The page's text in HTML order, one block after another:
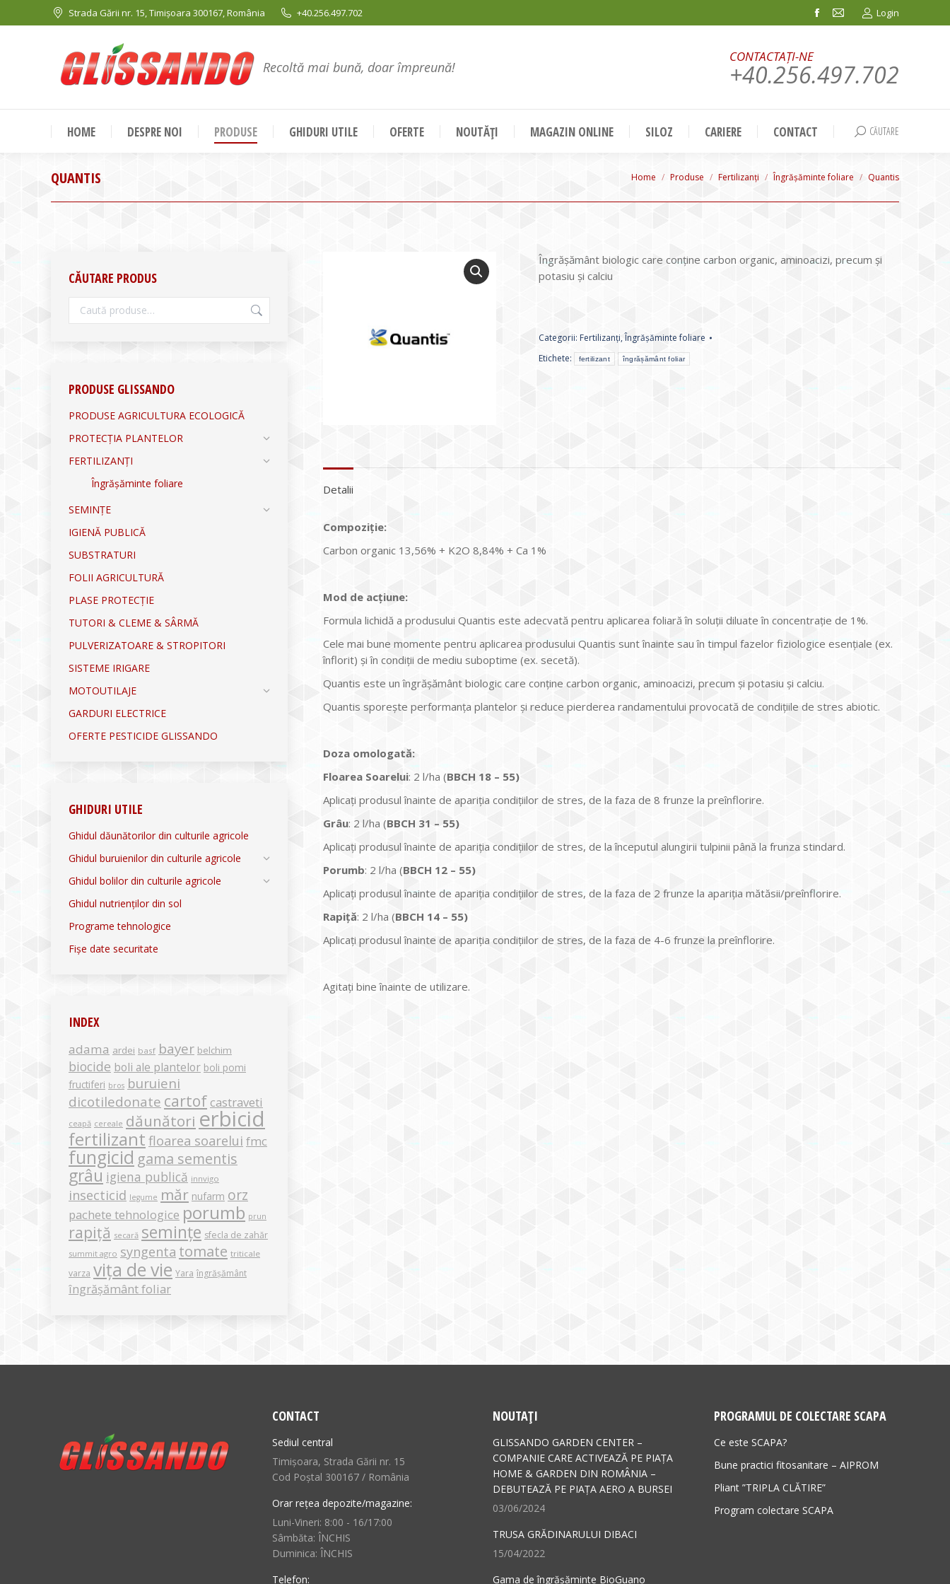
Strada Gării nr. 15, Timișoara 300167, România +40.256.497.702
Facebook
in
window
Mail
in
window
Login
Recoltă mai bună, doar împreună!
CONTACTAȚI-NE
+40.256.497.702
HOME DESPRE NOI PRODUSE GHIDURI UTILE OFERTE NOUTĂȚI MAGAZIN ONLINE SILOZ CARIERE CONTACT Search:
CĂUTARE
QUANTIS You are here:
Home Produse Fertilizanți Îngrășăminte foliare Quantis
Îngrăşământ biologic care conţine carbon organic, aminoacizi, precum și
potasiu și calciu
Categorii: Fertilizanți,Îngrășăminte foliare
Etichete:
fertilizant îngrășământ foliar
Detalii
Compoziție:
Carbon organic 13,56% + K2O 8,84% + Ca 1%
Mod de acțiune:
Formula lichidă a produsului Quantis este adecvată pentru aplicarea foliară în soluții diluate în concentrație de 1%.
Cele mai bune momente pentru aplicarea produsului Quantis sunt înainte sau în timpul fazelor fiziologice esențiale (ex.
înflorit) și în condiții de mediu suboptime (ex. secetă).
Quantis este un îngrăşământ biologic care conţine carbon organic, aminoacizi, precum și potasiu și calciu.
Quantis sporește performanța plantelor și reduce pierderea randamentului provocată de condițiile de stres abiotic.
Doza omologată:
Floarea Soarelui: 2 l/ha (BBCH 18 – 55)
Aplicați produsul înainte de apariția condițiilor de stres, de la faza de 8 frunze la preînflorire.
Grâu: 2 l/ha (BBCH 31 – 55)
Aplicați produsul înainte de apariţia condiţiilor de stres, de la începutul alungirii tulpinii până la frunza stindard.
Porumb: 2 l/ha (BBCH 12 – 55)
Aplicați produsul înainte de apariția condițiilor de stres, de la faza de 2 frunze la apariția mătăsii/preînflorire.
Rapiță: 2 l/ha (BBCH 14 – 55)
Aplicați produsul înainte de apariția condițiilor de stres, de la faza de 4-6 frunze la preînflorire.
Agitați bine înainte de utilizare.
CĂUTARE PRODUS
PRODUSE GLISSANDO
PRODUSE AGRICULTURA ECOLOGICĂ
PROTECȚIA PLANTELOR
FERTILIZANȚI
Îngrășăminte foliare
SEMINȚE
IGIENĂ PUBLICĂ
SUBSTRATURI
FOLII AGRICULTURĂ
PLASE PROTECȚIE
TUTORI & CLEME & SÂRMĂ
PULVERIZATOARE & STROPITORI
SISTEME IRIGARE
MOTOUTILAJE
GARDURI ELECTRICE
OFERTE PESTICIDE GLISSANDO
GHIDURI UTILE
Ghidul dăunătorilor din culturile agricole
Ghidul buruienilor din culturile agricole
Ghidul bolilor din culturile agricole
Ghidul nutrienților din sol
Programe tehnologice
Fișe date securitate
INDEX
adama ardei basf bayer belchim
biocide boli ale plantelor boli pomi
fructiferi bros buruieni
dicotiledonate cartof castraveti
ceapă cereale dăunători erbicid
fertilizant floarea soarelui fmc
fungicid gama sementis
grâu igiena publică innvigo
insecticid legume măr nufarm orz
pachete tehnologice porumb prun
rapiță secară semințe sfecla de zahăr
summit agro syngenta tomate triticale
varza vița de vie Yara îngrășământ
îngrășământ foliar
CONTACT
Sediul central
Timișoara, Strada Gării nr. 15
Cod Poștal 300167 / România
Orar rețea depozite/magazine:
Luni-Vineri: 8:00 - 16/17:00
Sâmbăta: ÎNCHIS
Duminica: ÎNCHIS
Telefon:
NOUTAȚI
GLISSANDO GARDEN CENTER –
COMPANIE CARE ACTIVEAZĂ PE PIAȚA
HOME & GARDEN DIN ROMÂNIA –
DEBUTEAZĂ PE PIAȚA AERO A BURSEI
03/06/2024
TRUSA GRĂDINARULUI DIBACI
15/04/2022
Gama de îngrășăminte BioGuano
PROGRAMUL DE COLECTARE SCAPA
Ce este SCAPA?
Bune practici fitosanitare – AIPROM
Pliant ”TRIPLA CLĂTIRE”
Program colectare SCAPA